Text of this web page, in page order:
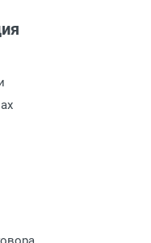
за хранение
компанией
к вам пункта
компаниями по
осуществляется